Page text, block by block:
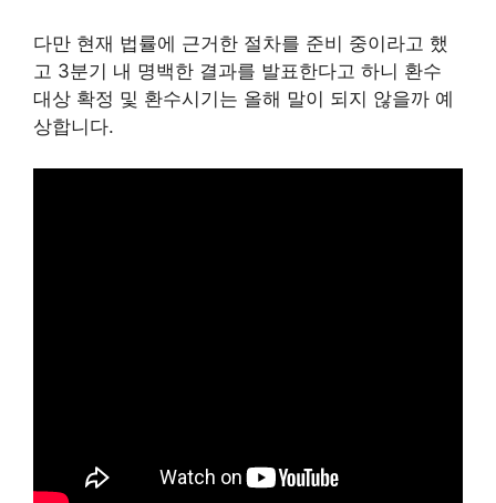
다만 현재 법률에 근거한 절차를 준비 중이라고 했
고 3분기 내 명백한 결과를 발표한다고 하니 환수
대상 확정 및 환수시기는 올해 말이 되지 않을까 예
상합니다.